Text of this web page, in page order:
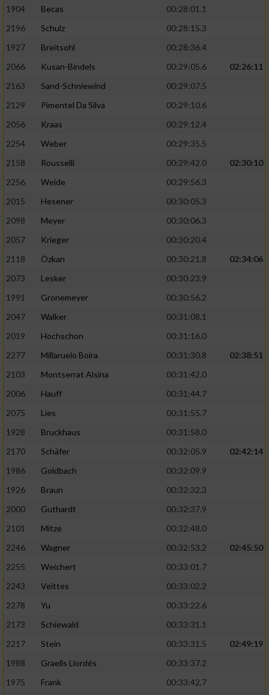
1904
Becas
00:28:01.1
2196
Schulz
00:28:15.3
1927
Breitsohl
00:28:36.4
2066
Kusan-Bindels 00:29:05.6
02:26:11
2163
Sand-Schniewind
00:29:07.5
2129
Pimentel Da Silva
00:29:10.6
2056
Kraas
00:29:12.4
2254
Weber
00:29:35.5
2158
Rousselli 00:29:42.0
02:30:10
2256
Weide
00:29:56.3
2015
Hesener
00:30:05.3
2098
Meyer
00:30:06.3
2057
Krieger
00:30:20.4
2118
Özkan 00:30:21.8
02:34:06
2073
Lesker
00:30:23.9
1991
Gronemeyer
00:30:56.2
2047
Walker
00:31:08.1
2019
Hochschon
00:31:16.0
2277
Millaruelo Boira 00:31:30.8
02:38:51
2103
Montserrat Alsina
00:31:42.0
2006
Hauff
00:31:44.7
2075
Lies
00:31:55.7
1928
Bruckhaus
00:31:58.0
2170
Schäfer 00:32:05.9
02:42:14
1986
Goldbach
00:32:09.9
1926
Braun
00:32:32.3
2000
Guthardt
00:32:37.9
2101
Mitze
00:32:48.0
2246
Wagner 00:32:53.2
02:45:50
2255
Weichert
00:33:01.7
2243
Veittes
00:33:02.2
2278
Yu
00:33:22.6
2173
Schiewald
00:33:31.1
2217
Stein 00:33:31.5
02:49:19
1988
Graells Llordés
00:33:37.2
1975
Frank 00:33:42.7